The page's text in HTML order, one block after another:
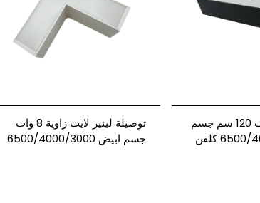
لينير لايت 40 وات 120 سم جسم
اسود 6500/4000/3000 كلفن
توصيلة لينير لايت زاوية 8 وات
جسم ابيض 6500/4000/3000